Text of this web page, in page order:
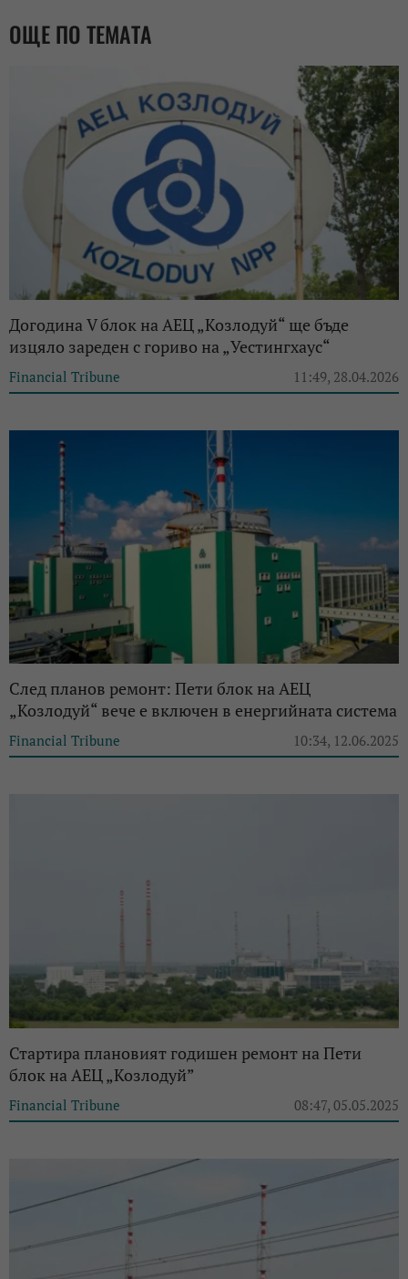
ОЩЕ ПО ТЕМАТА
Догодина V блок на АЕЦ „Козлодуй“ ще бъде
изцяло зареден с гориво на „Уестингхаус“
Financial Tribune 11:49, 28.04.2026
След планов ремонт: Пети блок на АЕЦ
„Козлодуй“ вече е включен в енергийната система
Financial Tribune 10:34, 12.06.2025
Стартира плановият годишен ремонт на Пети
блок на АЕЦ „Козлодуй”
Financial Tribune 08:47, 05.05.2025